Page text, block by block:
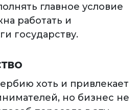
главное условие
работать и
государству.
хоть и привлекает
но бизнес не